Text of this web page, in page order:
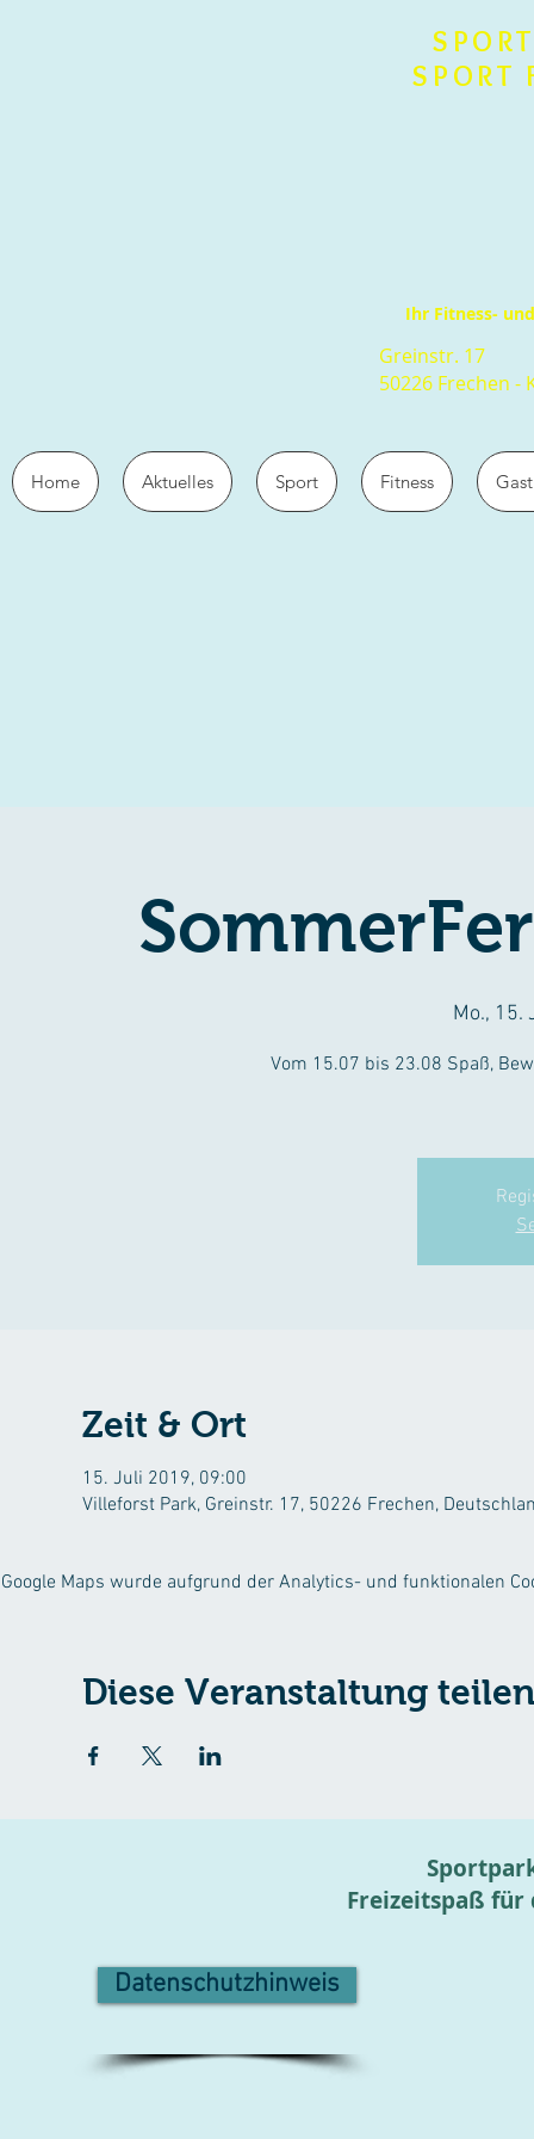
SPORT
Ihr Fitness-
Greinstr. 17
50226 Frechen -
Home Aktuelles Sport Fitness
Mo., 15.
Vom 15.07 bis 23.08 Spaß,
Zeit & Ort
15. Juli 2019, 09:00
Villeforst Park, Greinstr. 17, 50226 Frechen,
Google Maps wurde aufgrund der Analytics- und funktionalen
Diese Veranstaltung teilen
Freizeitspaß für
Datenschutzhinweis